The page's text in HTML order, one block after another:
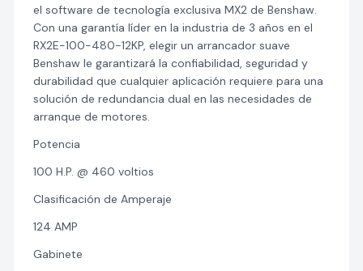
el software de tecnología exclusiva MX2 de Benshaw.
Con una garantía líder en la industria de 3 años en el
RX2E-100-480-12KP, elegir un arrancador suave
Benshaw le garantizará la confiabilidad, seguridad y
durabilidad que cualquier aplicación requiere para una
solución de redundancia dual en las necesidades de
arranque de motores.
Potencia
100 H.P. @ 460 voltios
Clasificación de Amperaje
124 AMP
Gabinete